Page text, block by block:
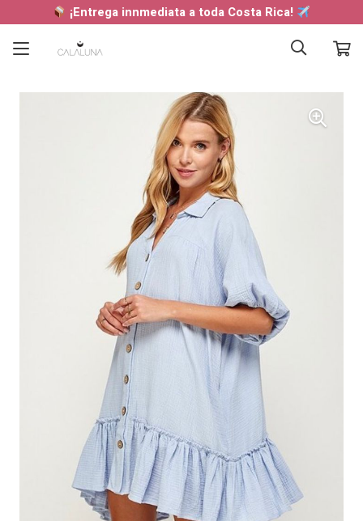
¡Entrega innmediata a toda Costa Rica!